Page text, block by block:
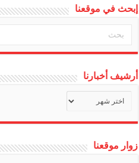
إبحث في موقعنا
أرشيف أخبارنا
أخبارنا
زوار موقعنا